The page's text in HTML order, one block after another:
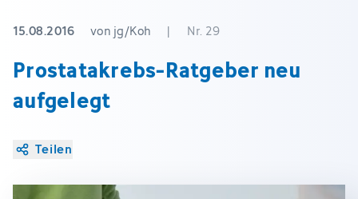
15.08.2016 von jg/Koh | Nr. 29
Prostatakrebs-Ratgeber neu
aufgelegt
Teilen